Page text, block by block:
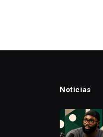
Notícias